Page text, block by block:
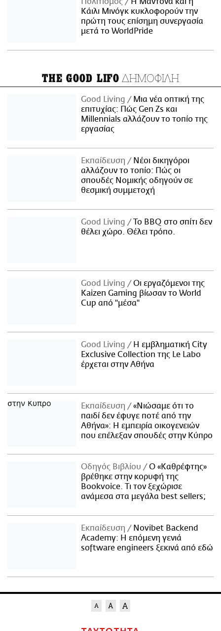
Κάιλι Μινόγκ κυκλοφορούν την
πρώτη τους επίσημη συνεργασία
μετά το WorldPride
THE GOOD LIFO ΔΗΜΟΦΙΛΗ
Good Living
Μια νέα οπτική της
επιτυχίας: Πώς Gen Zs και
Millennials αλλάζουν το τοπίο της
εργασίας
Εκπαίδευση
Νέοι δικηγόροι
αλλάζουν το τοπίο: Πώς οι
σπουδές Νομικής οδηγούν σε
θεσμική συμμετοχή
Good Living
Το BBQ στο σπίτι δεν
θέλει χώρο. Θέλει τρόπο.
Good Living
Οι εργαζόμενοι της
Kaizen Gaming βίωσαν το World
Cup από "μέσα"
Good Living
Η εμβληματική City
Exclusive Collection της Le Labo
έρχεται στην Αθήνα
Εκπαίδευση
«Νιώσαμε ότι το
παιδί δεν έφυγε ποτέ από την
Αθήνα»: Η εμπειρία οικογενειών
που επέλεξαν σπουδές στην Κύπρο
Οδηγός Βιβλίου
Ο «Καθρέφτης»
βρέθηκε στην κορυφή της
Bookvoice. Τι τον ξεχώρισε
ανάμεσα στα μεγάλα best sellers;
Εκπαίδευση
Novibet Backend
Academy: Η επόμενη γενιά
software engineers ξεκινά από εδώ